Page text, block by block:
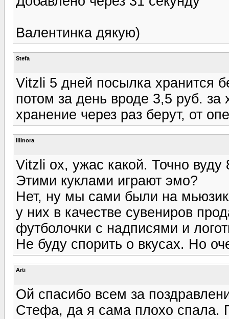
Валентинка дякую)
Stefa
Vitzli 5 дней посылка хранится
потом за день вроде 3,5 руб. за
хранение через раз берут, от
Illinora
Vitzli ох, ужас какой. Точно вуду
Этими куклами играют эмо?
Нет, ну мы сами были на
у них в качестве сувениров
футболочки с надписями и
Не буду спорить о вкусах. Но
Arti
Ой спасибо всем за
Стефа, да я сама плохо спала.